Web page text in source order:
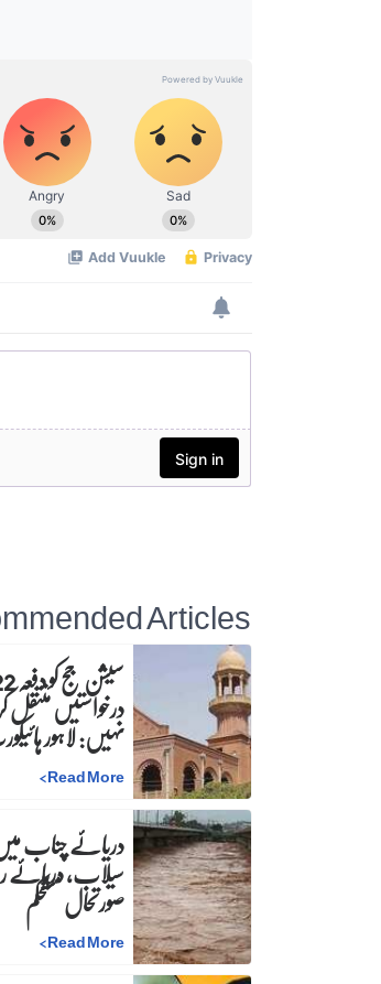
Articles
درخواستیں منتقل
نہیں: لاہور
Read More
>
دریائے چناب
سیلاب، دریائے
صورتحال مستحکم
Read More
>